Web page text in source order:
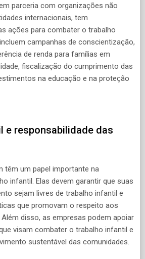
parceria com organizações não
internacionais, tem
ações para combater o trabalho
campanhas de conscientização,
de renda para famílias em
fiscalização do cumprimento das
na educação e na proteção
e responsabilidade das
têm um papel importante na
infantil. Elas devem garantir que suas
sejam livres de trabalho infantil e
que promovam o respeito aos
disso, as empresas podem apoiar
visam combater o trabalho infantil e
sustentável das comunidades.